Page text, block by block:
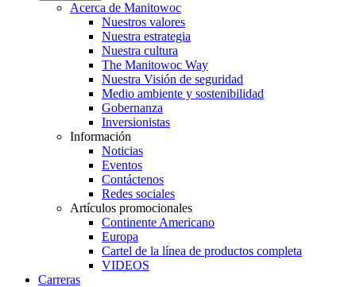
Acerca de Manitowoc
Nuestros valores
Nuestra estrategia
Nuestra cultura
The Manitowoc Way
Nuestra Visión de seguridad
Medio ambiente y sostenibilidad
Gobernanza
Inversionistas
Información
Noticias
Eventos
Contáctenos
Redes sociales
Artículos promocionales
Continente Americano
Europa
Cartel de la línea de productos completa
VIDEOS
Carreras